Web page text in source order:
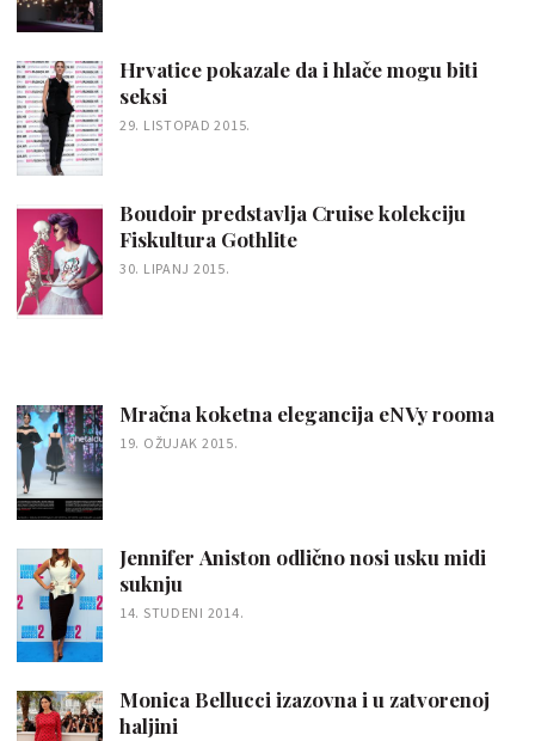
Hrvatice pokazale da i hlače mogu biti
seksi
29. LISTOPAD 2015.
Boudoir predstavlja Cruise kolekciju
Fiskultura Gothlite
30. LIPANJ 2015.
Mračna koketna elegancija eNVy rooma
19. OŽUJAK 2015.
Jennifer Aniston odlično nosi usku midi
suknju
14. STUDENI 2014.
Monica Bellucci izazovna i u zatvorenoj
haljini